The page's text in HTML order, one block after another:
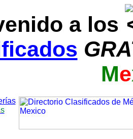
a los
Me
s